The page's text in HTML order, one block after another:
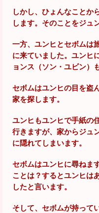
しかし、ひょんなことか
します。そのことをジュ
一方、ユンヒとセボムは
に来ていました。ユンヒ
ョンス（ソン・ユビン）
セボムはユンヒの目を盗
家を探します。
ユンヒもユンヒで手紙の
行きますが、家からジュ
に隠れてしまいます。
セボムはユンヒに尋ねま
ことは？するとユンヒは
したと言います。
そして、セボムが持って